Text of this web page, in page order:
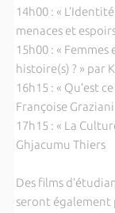
14h00 : «
menaces et
15h00 : «
histoire(s) ? » par
16h15 : « Qu’est
Françoise Graziani
17h15 : « La
Ghjacumu Thiers
Des films
seront également